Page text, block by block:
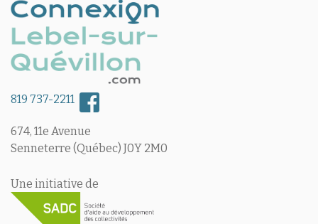
819 737-2211
674, 11e Avenue
Senneterre (Québec) J0Y 2M0
Une initiative de